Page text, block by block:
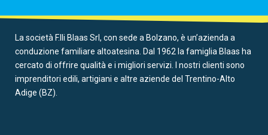
La società F.lli Blaas Srl, con sede a Bolzano, è un’azienda a
conduzione familiare altoatesina. Dal 1962 la famiglia Blaas ha
cercato di offrire qualità e i migliori servizi. I nostri clienti sono
imprenditori edili, artigiani e altre aziende del Trentino-Alto
Adige (BZ).